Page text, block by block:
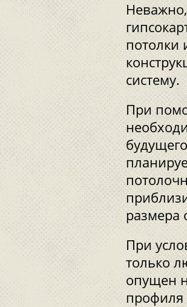
потолки
систему.
При
размера
При
только
опущен
профиля